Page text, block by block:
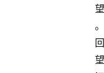
望
。
回
望